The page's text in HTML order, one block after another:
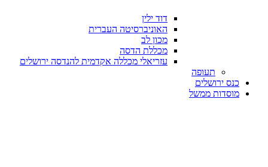
דוד ילין
האוניברסיטה העברית
מכון לב
מכללת הדסה
עזריאלי מכללה אקדמית להנדסה ירושלים
תעופה
כנס ירושלים
מוסדות ממשל